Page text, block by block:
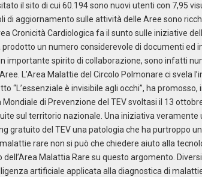
il sito di cui 60.194 sono nuovi utenti con 7,95
di aggiornamento sulle attività delle Aree sono ricchi
Cronicità Cardiologica fa il sunto sulle iniziative
prodotto un numero considerevole di documenti ed
importante spirito di collaborazione, sono infatti
L’Area Malattie del Circolo Polmonare ci svela
“L’essenziale è invisibile agli occhi”, ha
Mondiale di Prevenzione del TEV svoltasi il 13
sul territorio nazionale. Una iniziativa veramente
gratuito del TEV una patologia che ha purtroppo
rare non si può che chiedere aiuto alla
dell’Area Malattia Rare su questo argomento.
artificiale applicata alla diagnostica di